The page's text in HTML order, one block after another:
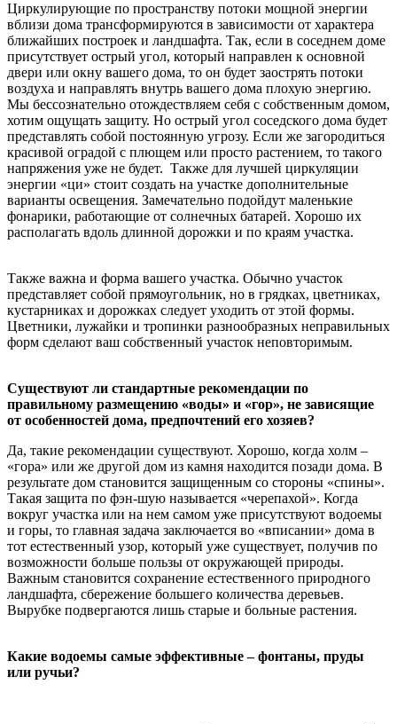
Циркулирующие по пространству потоки мощной энергии
вблизи дома трансформируются в зависимости от характера
ближайших построек и ландшафта. Так, если в соседнем доме
присутствует острый угол, который направлен к основной
двери или окну вашего дома, то он будет заострять потоки
воздуха и направлять внутрь вашего дома плохую энергию.
Мы бессознательно отождествляем себя с собственным домом,
хотим ощущать защиту. Но острый угол соседского дома будет
представлять собой постоянную угрозу. Если же загородиться
красивой оградой с плющем или просто растением, то такого
напряжения уже не будет. Также для лучшей циркуляции
энергии «ци» стоит создать на участке дополнительные
варианты освещения. Замечательно подойдут маленькие
фонарики, работающие от солнечных батарей. Хорошо их
располагать вдоль длинной дорожки и по краям участка.
Также важна и форма вашего участка. Обычно участок
представляет собой прямоугольник, но в грядках, цветниках,
кустарниках и дорожках следует уходить от этой формы.
Цветники, лужайки и тропинки разнообразных неправильных
форм сделают ваш собственный участок неповторимым.
Существуют ли стандартные рекомендации по
правильному размещению «воды» и «гор», не зависящие
от особенностей дома, предпочтений его хозяев?
Да, такие рекомендации существуют. Хорошо, когда холм –
«гора» или же другой дом из камня находится позади дома. В
результате дом становится защищенным со стороны «спины».
Такая защита по фэн-шую называется «черепахой». Когда
вокруг участка или на нем самом уже присутствуют водоемы
и горы, то главная задача заключается во «вписании» дома в
тот естественный узор, который уже существует, получив по
возможности больше пользы от окружающей природы.
Важным становится сохранение естественного природного
ландшафта, сбережение большего количества деревьев.
Вырубке подвергаются лишь старые и больные растения.
Какие водоемы самые эффективные – фонтаны, пруды
или ручьи?